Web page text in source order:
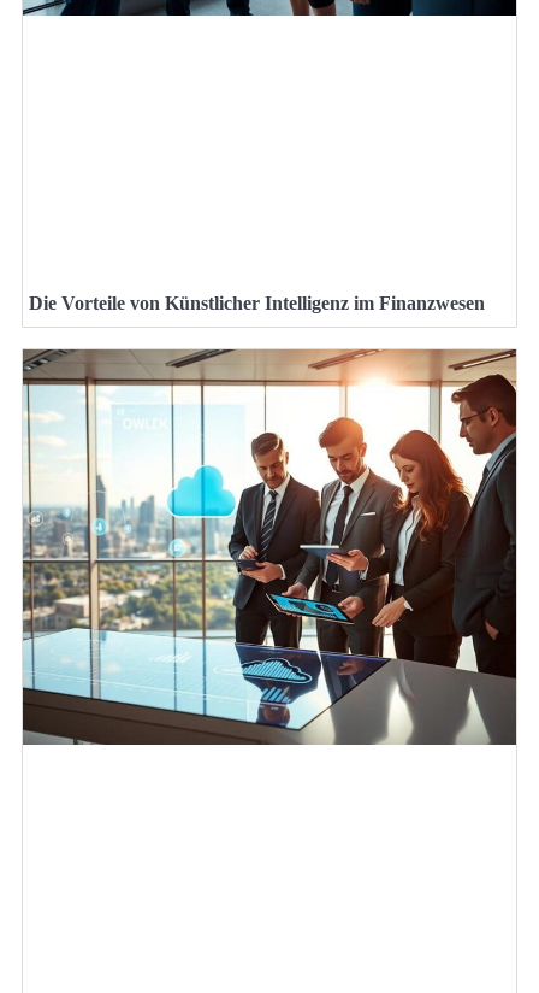
Die Vorteile von Künstlicher Intelligenz im Finanzwesen